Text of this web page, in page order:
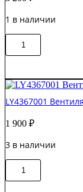
1 в наличии
Количество
товара
плата
питания
Brother
L5100DN
LY4367001
1 900 ₽
3 в наличии
Количество
товара